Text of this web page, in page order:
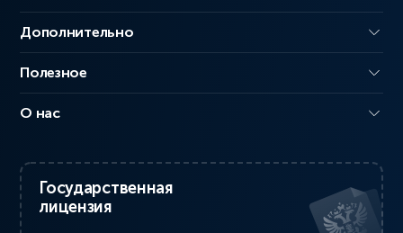
Дополнительно
Полезное
О нас
Государственная
лицензия